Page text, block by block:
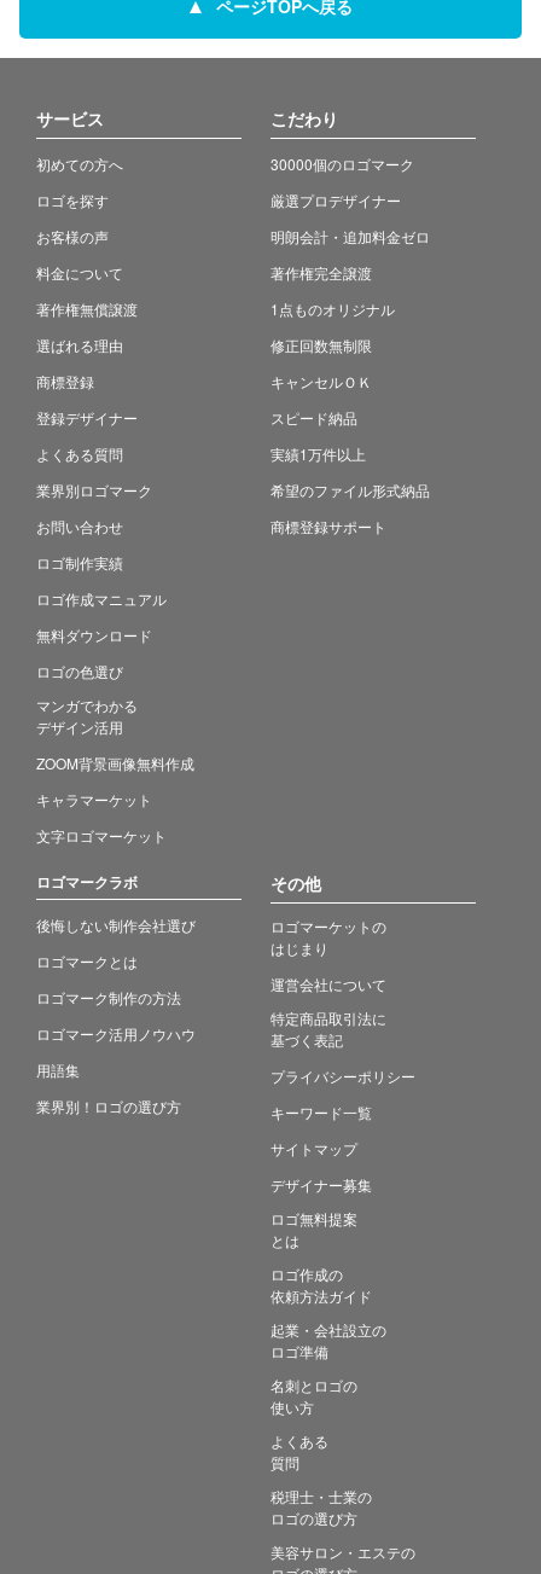
ページTOPへ戻る
サービス
初めての方へ
ロゴを探す
お客様の声
料金について
著作権無償譲渡
選ばれる理由
商標登録
登録デザイナー
よくある質問
業界別ロゴマーク
お問い合わせ
ロゴ制作実績
ロゴ作成マニュアル
無料ダウンロード
ロゴの色選び
マンガでわかる
デザイン活用
ZOOM背景画像無料作成
キャラマーケット
文字ロゴマーケット
こだわり
30000個のロゴマーク
厳選プロデザイナー
明朗会計・追加料金ゼロ
著作権完全譲渡
1点ものオリジナル
修正回数無制限
キャンセルＯＫ
スピード納品
実績1万件以上
希望のファイル形式納品
商標登録サポート
ロゴマークラボ
後悔しない制作会社選び
ロゴマークとは
ロゴマーク制作の方法
ロゴマーク活用ノウハウ
用語集
業界別！ロゴの選び方
その他
ロゴマーケットの
はじまり
運営会社について
特定商品取引法に
基づく表記
プライバシーポリシー
キーワード一覧
サイトマップ
デザイナー募集
ロゴ無料提案
とは
ロゴ作成の
依頼方法ガイド
起業・会社設立の
ロゴ準備
名刺とロゴの
使い方
よくある
質問
税理士・士業の
ロゴの選び方
美容サロン・エステの